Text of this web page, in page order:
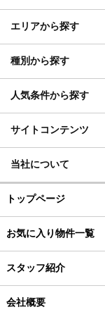
エリアから探す
種別から探す
人気条件から探す
サイトコンテンツ
当社について
トップページ
お気に入り物件一覧
スタッフ紹介
会社概要